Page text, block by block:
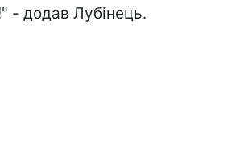
- додав Лубінець.